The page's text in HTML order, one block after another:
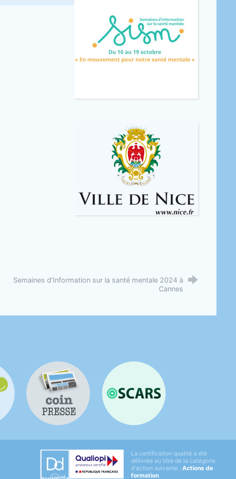
Semaines d’Information sur la santé mentale 2024 à
Cannes
Coin presse OSCARS
Datadock Qualiopi
La certification qualité a été
délivrée au titre de la catégorie
d'action suivante : Actions de
formation